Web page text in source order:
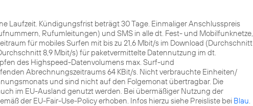
Laufzeit. Kündigungsfrist beträgt 30 Tage. Einmaliger Anschlusspreis
Rufumleitungen) und SMS in alle dt. Fest- und Mobilfunknetze,
für mobiles Surfen mit bis zu 21,6 Mbit/s im Download (Durchschnitt
8,9 Mbit/s) für paketvermittelte Datennutzung im dt.
des Highspeed-Datenvolumens max. Surf-und
Abrechnungszeitraums 64 KBit/s. Nicht verbrauchte Einheiten/
und sind nicht auf den Folgemonat übertragbar. Die
im EU-Ausland genutzt werden. Bei übermäßiger Nutzung der
der EU-Fair-Use-Policy erhoben. Infos hierzu siehe Preisliste bei Blau.